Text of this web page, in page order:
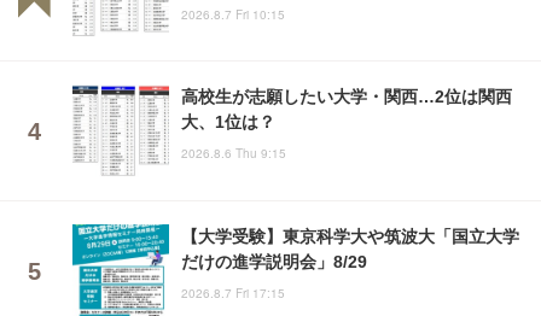
2026.8.7 Fri 10:15
高校生が志願したい大学・関西…2位は関西
大、1位は？
2026.8.6 Thu 9:15
【大学受験】東京科学大や筑波大「国立大学
だけの進学説明会」8/29
2026.8.7 Fri 17:15